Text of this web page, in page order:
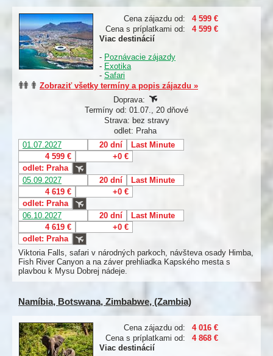
Cena zájazdu od:
4 599 €
Cena s príplatkami od:
4 599 €
Viac destinácií
- Poznávacie zájazdy
- Exotika
- Safari
Zobraziť všetky termíny a popis zájazdu »
Doprava:
Termíny od: 01.07., 20 dňové
Strava: bez stravy
odlet: Praha
01.07.2027
20 dní
Last Minute
4 599 €
+0 €
odlet: Praha
05.09.2027
20 dní
Last Minute
4 619 €
+0 €
odlet: Praha
06.10.2027
20 dní
Last Minute
4 619 €
+0 €
odlet: Praha
Viktoria Falls, safari v národných parkoch, návšteva osady Himba,
Fish River Canyon a na záver prehliadka Kapského mesta s
plavbou k Mysu Dobrej nádeje.
Namíbia, Botswana, Zimbabwe, (Zambia)
Cena zájazdu od:
4 016 €
Cena s príplatkami od:
4 868 €
Viac destinácií